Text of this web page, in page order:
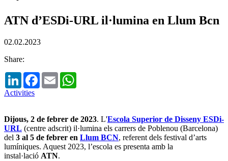
ATN d’ESDi-URL il·lumina en Llum Bcn
02.02.2023
Share:
LinkedInFacebook
Email
Activities
Dijous, 2 de febrer de 2023. L'Escola Superior de Disseny ESDi-
URL (centre adscrit) il·lumina els carrers de Poblenou (Barcelona)
del 3 al 5 de febrer en Llum BCN, referent dels festival d’arts
lumíniques. Aquest 2023, l’escola es presenta amb la
instal·lació ATN.